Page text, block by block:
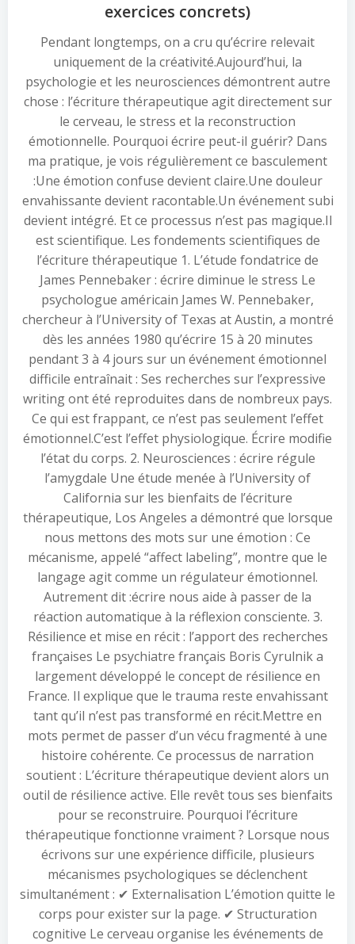
exercices concrets)
Pendant longtemps, on a cru qu’écrire relevait
uniquement de la créativité.Aujourd’hui, la
psychologie et les neurosciences démontrent autre
chose : l’écriture thérapeutique agit directement sur
le cerveau, le stress et la reconstruction
émotionnelle. Pourquoi écrire peut-il guérir? Dans
ma pratique, je vois régulièrement ce basculement
:Une émotion confuse devient claire.Une douleur
envahissante devient racontable.Un événement subi
devient intégré. Et ce processus n’est pas magique.Il
est scientifique. Les fondements scientifiques de
l’écriture thérapeutique 1. L’étude fondatrice de
James Pennebaker : écrire diminue le stress Le
psychologue américain James W. Pennebaker,
chercheur à l’University of Texas at Austin, a montré
dès les années 1980 qu’écrire 15 à 20 minutes
pendant 3 à 4 jours sur un événement émotionnel
difficile entraînait : Ses recherches sur l’expressive
writing ont été reproduites dans de nombreux pays.
Ce qui est frappant, ce n’est pas seulement l’effet
émotionnel.C’est l’effet physiologique. Écrire modifie
l’état du corps. 2. Neurosciences : écrire régule
l’amygdale Une étude menée à l’University of
California sur les bienfaits de l’écriture
thérapeutique, Los Angeles a démontré que lorsque
nous mettons des mots sur une émotion : Ce
mécanisme, appelé “affect labeling”, montre que le
langage agit comme un régulateur émotionnel.
Autrement dit :écrire nous aide à passer de la
réaction automatique à la réflexion consciente. 3.
Résilience et mise en récit : l’apport des recherches
françaises Le psychiatre français Boris Cyrulnik a
largement développé le concept de résilience en
France. Il explique que le trauma reste envahissant
tant qu’il n’est pas transformé en récit.Mettre en
mots permet de passer d’un vécu fragmenté à une
histoire cohérente. Ce processus de narration
soutient : L’écriture thérapeutique devient alors un
outil de résilience active. Elle revêt tous ses bienfaits
pour se reconstruire. Pourquoi l’écriture
thérapeutique fonctionne vraiment ? Lorsque nous
écrivons sur une expérience difficile, plusieurs
mécanismes psychologiques se déclenchent
simultanément : ✔ Externalisation L’émotion quitte le
corps pour exister sur la page. ✔ Structuration
cognitive Le cerveau organise les événements de